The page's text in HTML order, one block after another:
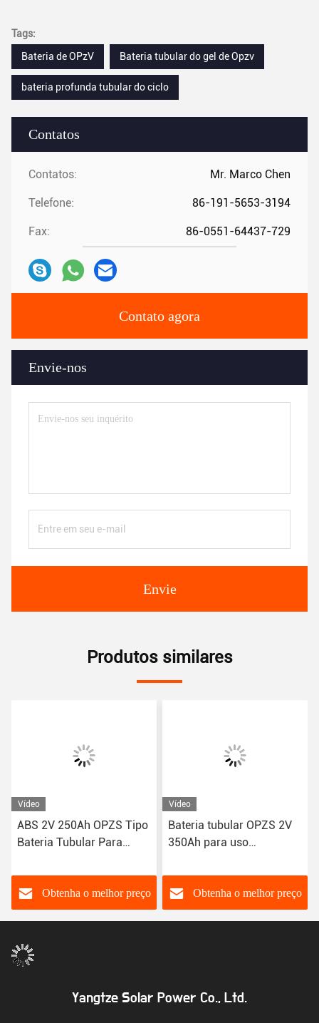
Contatos
Contatos: Mr. Marco Chen
Telefone: 86-191-5653-3194
Fax: 86-0551-64437-729
Contato agora
Envie-nos
Envie
Tags:
Bateria de OPzV
Bateria tubular do gel de Opzv
bateria profunda tubular do ciclo
Produtos similares
Vídeo
ABS 2V 250Ah OPZS Tipo
Bateria Tubular Para
Doméstica
Obtenha o melhor preço
Vídeo
Bateria tubular OPZS 2V
350Ah para uso
20 anos de vida útil
Obtenha o melhor preço
Yangtze Solar Power Co., Ltd.